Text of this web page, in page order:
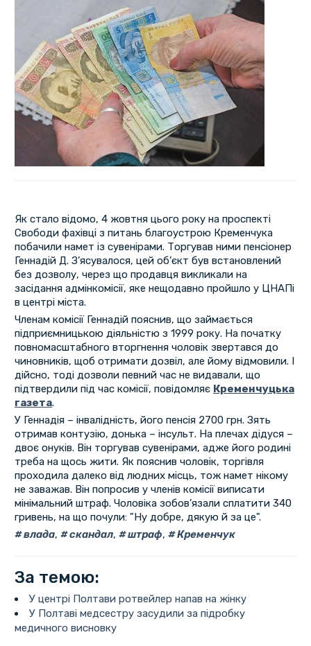
Як стало відомо, 4 жовтня цього року на проспекті
Свободи фахівці з питань благоустрою Кременчука
побачили намет із сувенірами. Торгував ними пенсіонер
Геннадій Д. З’ясувалося, цей об’єкт був встановлений
без дозволу, через що продавця викликали на
засідання адмінкомісії, яке нещодавно пройшло у ЦНАПі
в центрі міста.
Членам комісії Геннадій пояснив, що займається
підприємницькою діяльністю з 1999 року. На початку
повномасштабного вторгнення чоловік звертався до
чиновників, щоб отримати дозвіл, але йому відмовили. І
дійсно, тоді дозволи певний час не видавали, що
підтвердили під час комісії, повідомляє Кременчуцька
газета.
У Геннадія – інвалідність, його пенсія 2700 грн. Зять
отримав контузію, донька – інсульт. На плечах дідуся –
двоє онуків. Він торгував сувенірами, адже його родині
треба на щось жити. Як пояснив чоловік, торгівля
проходила далеко від людних місць, тож намет нікому
не заважав. Він попросив у членів комісії виписати
мінімальний штраф. Чоловіка зобов’язали сплатити 340
гривень, на що почули: "Ну добре, дякую й за це".
влада, скандал, штраф, Кременчук
За темою:
У центрі Полтави ротвейлер напав на жінку
У Полтаві медсестру засудили за підробку
медичного висновку